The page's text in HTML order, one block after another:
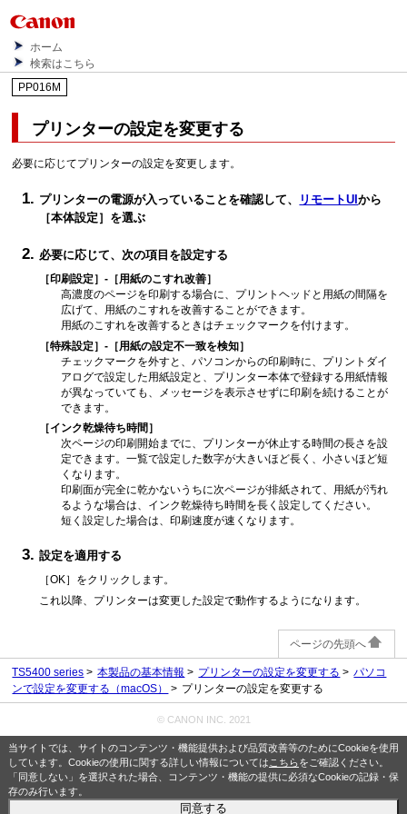
当サイトでは、サイトのコンテンツ・機能提供および品質改善等のためにCookieを使用
しています。Cookieの使用に関する詳しい情報については こちらをご確認ください。
「同意しない」を選択された場合、コンテンツ・機能の提供に必須なCookieの記録・保
存のみ行います。
同意する
ホーム
検索はこちら
PP016M
プリンターの設定を変更する
必要に応じてプリンターの設定を変更します。
プリンターの電源が入っていることを確認して、 リモートUIから
［本体設定］ を選ぶ
必要に応じて、次の項目を設定する
［印刷設定］- ［用紙のこすれ改善］
高濃度のページを印刷する場合に、 プリントヘッド と用紙の間隔を
広げて、用紙のこすれを改善することができます。
用紙のこすれを改善するときはチェックマークを付けます。
［特殊設定］- ［用紙の設定不一致を検知］
チェックマークを外すと、パソコンからの印刷時に、プリントダイ
アログで設定した用紙設定と、プリンター本体で登録する用紙情報
が異なっていても、メッセージを表示させずに印刷を続けることが
できます。
［インク乾燥待ち時間］
次ページの印刷開始までに、プリンターが休止する時間の長さを設
定できます。 一覧で設定した数字が大きいほど長く、小さいほど短
くなります。
印刷面が完全に乾かないうちに次ページが排紙されて、用紙が汚れ
るような場合は、インク乾燥待ち時間を長く設定してください。
短く設定した場合は、印刷速度が速くなります。
設定を適用する
［OK］ をクリックします。
これ以降、プリンターは変更した設定で動作するようになります。
ページの先頭へ
TS5400 series 本製品の基本情報 プリンターの設定を変更する
パソコ
ンで設定を変更する（macOS）
プリンターの設定を変更する
© CANON INC. 2021